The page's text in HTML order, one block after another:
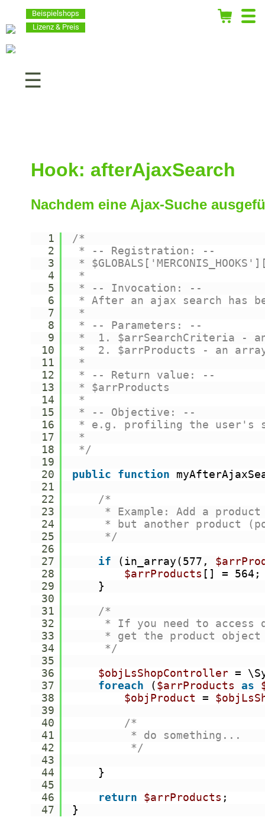
Beispielshops
Lizenz & Preis
Hook: afterAjaxSearch
Nachdem eine Ajax-Suche
1
2
3
4
5
6
7
8
9
10
11
12
13
14
15
16
17
18
19
20
21
22
23
24
25
26
27
28
29
30
31
32
33
34
35
36
37
38
39
40
41
42
43
44
45
46
47
/*
* -- Registration: --
*
*
* -- Invocation: --
* After an ajax search has
*
* -- Parameters: --
*  1. $arrSearchCriteria -
*  2. $arrProducts - an
*
* -- Return value: --
* $arrProducts
*
* -- Objective: --
* e.g. profiling the user's
*
*/
public function
/*
* Example: Add a
* but another product
*/
if (in_array(577,
$arrProducts [] = 564;
}
/*
* If you need to access
* get the product
*/
$objLsShopController =
foreach
( $arrProducts as
$objProduct
=
/*
* do something...
*/
}
return $arrProducts ;
}